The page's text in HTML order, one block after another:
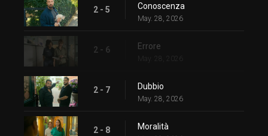
2 - 5 Conoscenza
May. 28, 2026
2 - 6 Errore
May. 28, 2026
2 - 7 Dubbio
May. 28, 2026
2 - 8 Moralità